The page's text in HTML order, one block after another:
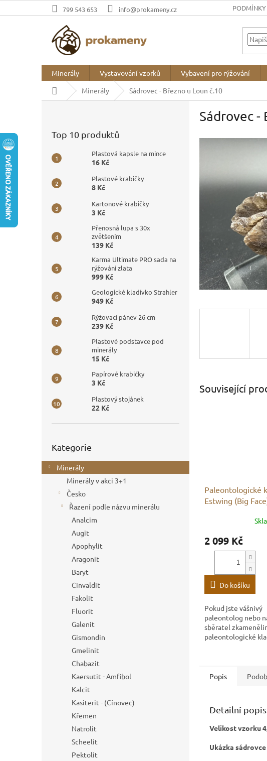
na
799 543 653 info@prokameny.cz
Minerály Vystavování vzorků Vybavení pro rýžování
Domů
Minerály Sádrovec - Březno u Loun č.10
Top 10 produktů
Plastová kapsle na mince
16 Kč
Plastové krabičky
8 Kč
Kartonové krabičky
3 Kč
Přenosná lupa s 30x
zvětšením
139 Kč
Karma Ultimate PRO sada na
rýžování zlata
999 Kč
Geologické kladívko Strahler
949 Kč
Rýžovací pánev 26 cm
239 Kč
Plastové podstavce pod
minerály
15 Kč
Papírové krabičky
3 Kč
Plastový stojánek
22 Kč
kategorie
Kategorie
Minerály
Minerály v akci 3+1
Česko
Řazení podle názvu minerálu
Analcim
Augit
Apophylit
Aragonit
Baryt
Cinvaldit
Fakolit
Fluorit
Galenit
Gismondin
Gmelinit
Chabazit
Kaersutit - Amfibol
Kalcit
Kasiterit - (Cínovec)
Křemen
Natrolit
Scheelit
Pektolit
Sádrovec -
Související
Paleontologické
Estwing (Big
2 099 Kč
Do košíku
Pokud jste vášnivý
paleontolog nebo
sběratel
paleontologické
světa...
Popis
Detailní
Velikost vzorku
Ukázka